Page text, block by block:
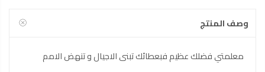
وصف المنتج
معلمتي فضلك عظيم فبعطائك تبنى الاجيال و تنهض الامم